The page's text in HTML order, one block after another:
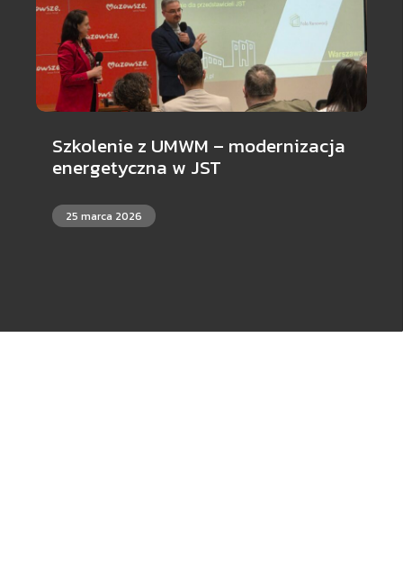
Szkolenie z UMWM – modernizacja
energetyczna w JST
25 marca 2026